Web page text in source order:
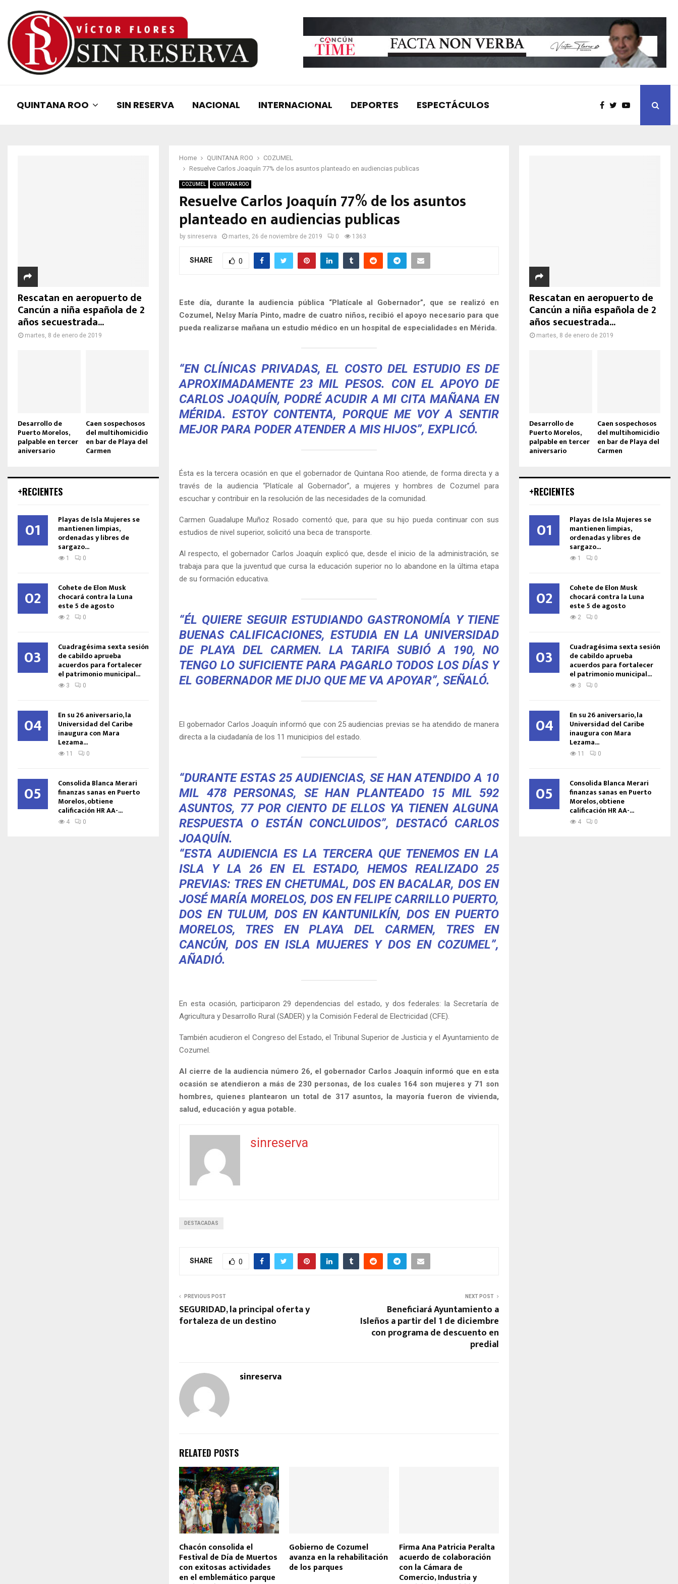
QUINTANA ROO SIN RESERVA NACIONAL INTERNACIONAL DEPORTES ESPECTÁCULOS
Home QUINTANA ROO
COZUMEL
Resuelve Carlos Joaquín 77% de los asuntos planteado en audiencias publicas
COZUMEL QUINTANA ROO
Resuelve Carlos Joaquín 77% de los asuntos
planteado en audiencias publicas
by sinreserva martes, 26 de noviembre de 2019 0 1363
SHARE 0
Este día, durante la audiencia pública “Platícale al Gobernador”, que se realizó en
Cozumel, Nelsy María Pinto, madre de cuatro niños, recibió el apoyo necesario para que
pueda realizarse mañana un estudio médico en un hospital de especialidades en Mérida.
“EN CLÍNICAS PRIVADAS, EL COSTO DEL ESTUDIO ES DE
APROXIMADAMENTE 23 MIL PESOS. CON EL APOYO DE
CARLOS JOAQUÍN, PODRÉ ACUDIR A MI CITA MAÑANA EN
MÉRIDA. ESTOY CONTENTA, PORQUE ME VOY A SENTIR
MEJOR PARA PODER ATENDER A MIS HIJOS”, EXPLICÓ.
Ésta es la tercera ocasión en que el gobernador de Quintana Roo atiende, de forma directa y a
través de la audiencia “Platícale al Gobernador”, a mujeres y hombres de Cozumel para
escuchar y contribuir en la resolución de las necesidades de la comunidad.
Carmen Guadalupe Muñoz Rosado comentó que, para que su hijo pueda continuar con sus
estudios de nivel superior, solicitó una beca de transporte.
Al respecto, el gobernador Carlos Joaquín explicó que, desde el inicio de la administración, se
trabaja para que la juventud que cursa la educación superior no lo abandone en la última etapa
de su formación educativa.
“ÉL QUIERE SEGUIR ESTUDIANDO GASTRONOMÍA Y TIENE
BUENAS CALIFICACIONES, ESTUDIA EN LA UNIVERSIDAD
DE PLAYA DEL CARMEN. LA TARIFA SUBIÓ A 190, NO
TENGO LO SUFICIENTE PARA PAGARLO TODOS LOS DÍAS Y
EL GOBERNADOR ME DIJO QUE ME VA APOYAR”, SEÑALÓ.
El gobernador Carlos Joaquín informó que con 25 audiencias previas se ha atendido de manera
directa a la ciudadanía de los 11 municipios del estado.
“DURANTE ESTAS 25 AUDIENCIAS, SE HAN ATENDIDO A 10
MIL 478 PERSONAS, SE HAN PLANTEADO 15 MIL 592
ASUNTOS, 77 POR CIENTO DE ELLOS YA TIENEN ALGUNA
RESPUESTA O ESTÁN CONCLUIDOS”, DESTACÓ CARLOS
JOAQUÍN.
“ESTA AUDIENCIA ES LA TERCERA QUE TENEMOS EN LA
ISLA Y LA 26 EN EL ESTADO, HEMOS REALIZADO 25
PREVIAS: TRES EN CHETUMAL, DOS EN BACALAR, DOS EN
JOSÉ MARÍA MORELOS, DOS EN FELIPE CARRILLO PUERTO,
DOS EN TULUM, DOS EN KANTUNILKÍN, DOS EN PUERTO
MORELOS, TRES EN PLAYA DEL CARMEN, TRES EN
CANCÚN, DOS EN ISLA MUJERES Y DOS EN COZUMEL”,
AÑADIÓ.
En esta ocasión, participaron 29 dependencias del estado, y dos federales: la Secretaría de
Agricultura y Desarrollo Rural (SADER) y la Comisión Federal de Electricidad (CFE).
También acudieron el Congreso del Estado, el Tribunal Superior de Justicia y el Ayuntamiento de
Cozumel.
Al cierre de la audiencia número 26, el gobernador Carlos Joaquín informó que en esta
ocasión se atendieron a más de 230 personas, de los cuales 164 son mujeres y 71 son
hombres, quienes plantearon un total de 317 asuntos, la mayoría fueron de vivienda,
salud, educación y agua potable.
sinreserva
DESTACADAS
SHARE 0
PREVIOUS POST
SEGURIDAD, la principal oferta y
fortaleza de un destino
NEXT POST
Beneficiará Ayuntamiento a
Isleños a partir del 1 de diciembre
con programa de descuento en
predial
sinreserva
RELATED POSTS
Chacón consolida el
Festival de Día de Muertos
con exitosas actividades
en el emblemático parque
Gobierno de Cozumel
avanza en la rehabilitación
de los parques
Firma Ana Patricia Peralta
acuerdo de colaboración
con la Cámara de
Comercio, Industria y
Rescatan en aeropuerto de
Cancún a niña española de 2
años secuestrada...
martes, 8 de enero de 2019
Desarrollo de
Puerto Morelos,
palpable en tercer
aniversario
Caen sospechosos
del multihomicidio
en bar de Playa del
Carmen
+RECIENTES
01 Playas de Isla Mujeres se
mantienen limpias,
ordenadas y libres de
sargazo...
1 0
02 Cohete de Elon Musk
chocará contra la Luna
este 5 de agosto
2 0
03 Cuadragésima sexta sesión
de cabildo aprueba
acuerdos para fortalecer
el patrimonio municipal...
3 0
04 En su 26 aniversario, la
Universidad del Caribe
inaugura con Mara
Lezama...
11 0
05 Consolida Blanca Merari
finanzas sanas en Puerto
Morelos, obtiene
calificación HR AA-...
4 0
Rescatan en aeropuerto de
Cancún a niña española de 2
años secuestrada...
martes, 8 de enero de 2019
Desarrollo de
Puerto Morelos,
palpable en tercer
aniversario
Caen sospechosos
del multihomicidio
en bar de Playa del
Carmen
+RECIENTES
01 Playas de Isla Mujeres se
mantienen limpias,
ordenadas y libres de
sargazo...
1 0
02 Cohete de Elon Musk
chocará contra la Luna
este 5 de agosto
2 0
03 Cuadragésima sexta sesión
de cabildo aprueba
acuerdos para fortalecer
el patrimonio municipal...
3 0
04 En su 26 aniversario, la
Universidad del Caribe
inaugura con Mara
Lezama...
11 0
05 Consolida Blanca Merari
finanzas sanas en Puerto
Morelos, obtiene
calificación HR AA-...
4 0